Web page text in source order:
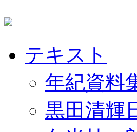
テキスト
年紀資料
黒田清輝